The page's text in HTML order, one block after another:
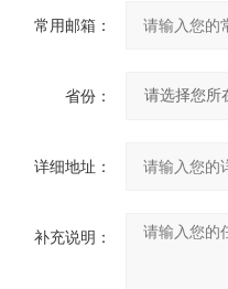
常用邮箱：
省份：
详细地址：
补充说明：